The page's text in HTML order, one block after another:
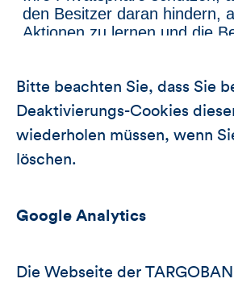
Bitte beachten Sie, dass Sie
Deaktivierungs-Cookies
wiederholen müssen, wenn
löschen.
Google Analytics
Die Webseite der